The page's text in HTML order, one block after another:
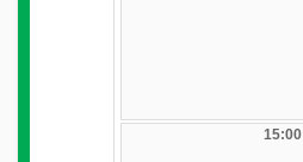
15:00